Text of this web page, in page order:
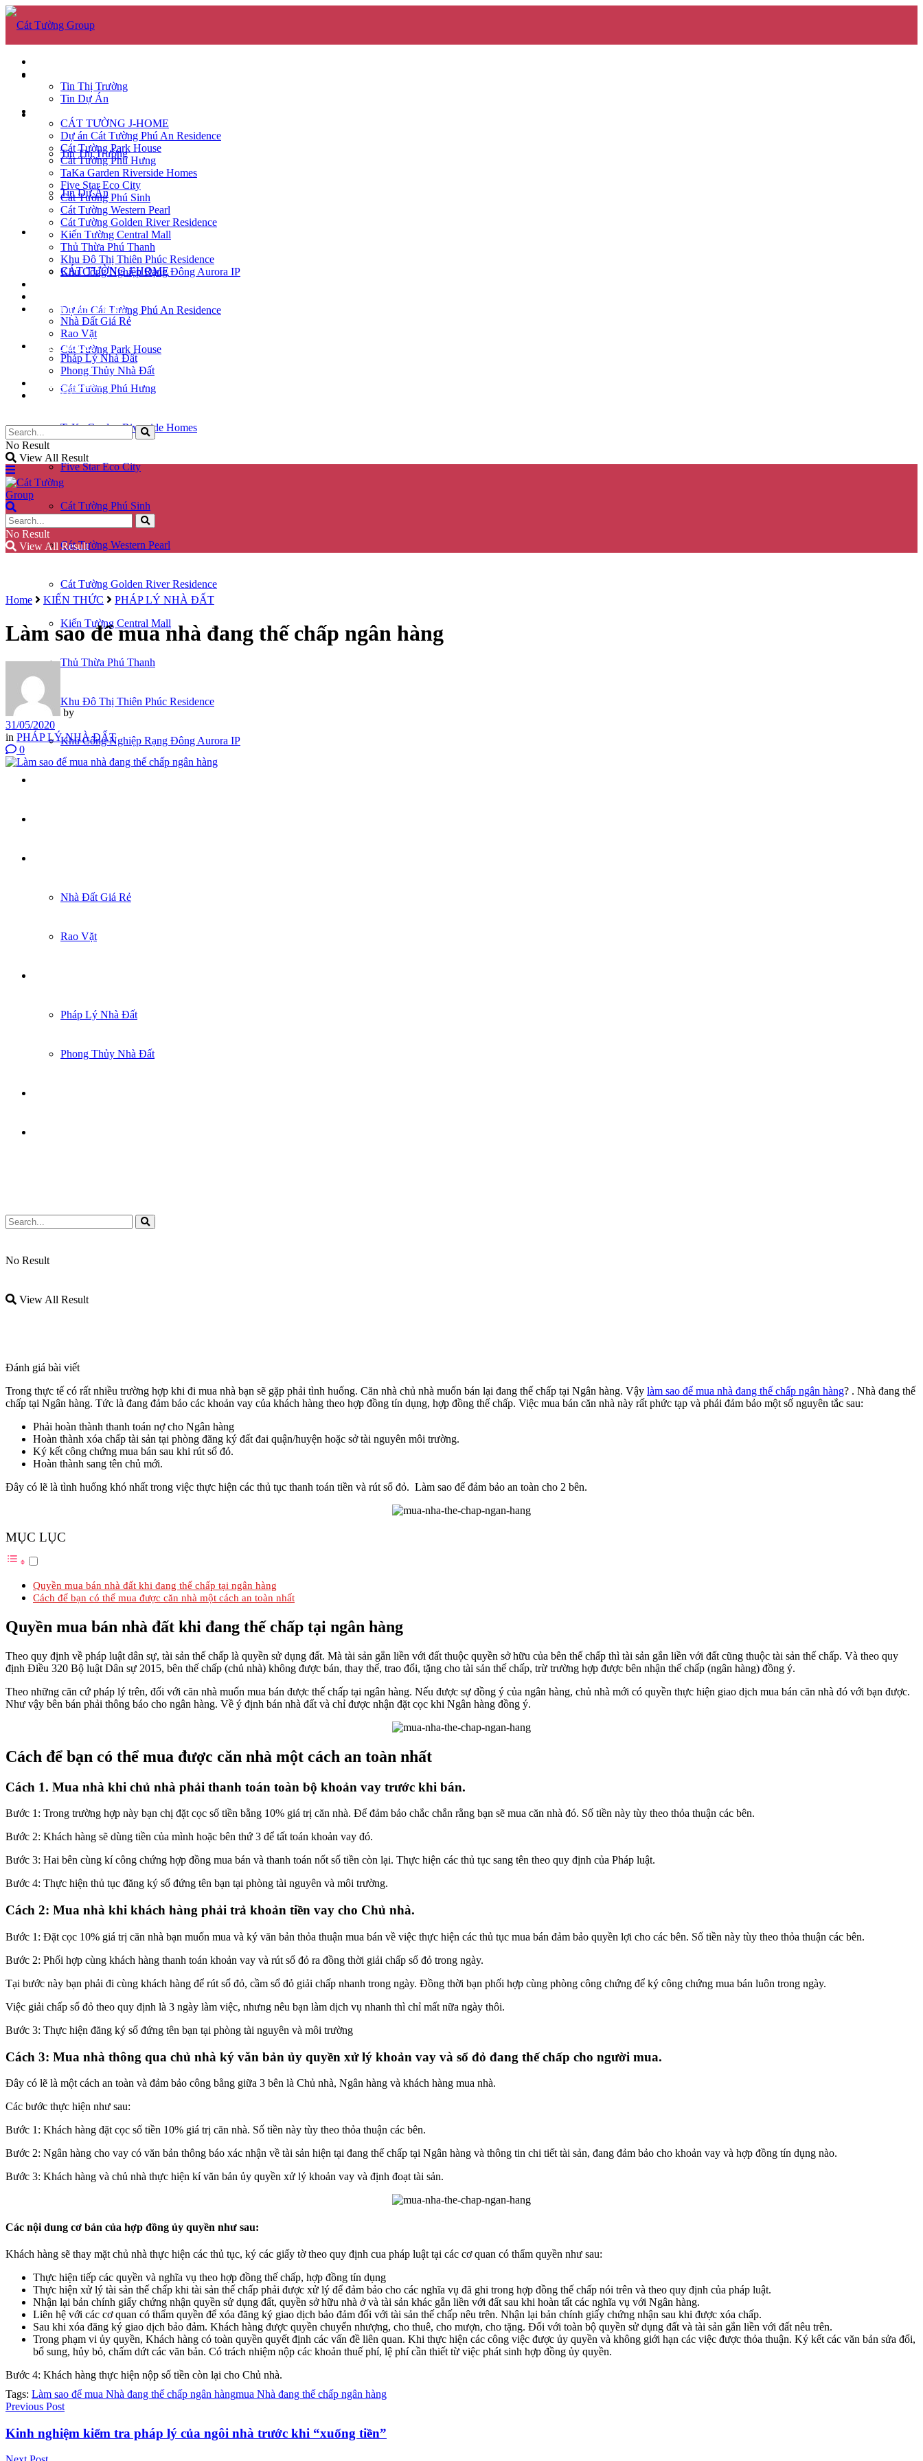
TIN TỨC
Tin Thị Trường
Tin Dự Án
DỰ ÁN
CÁT TƯỜNG J-HOME
Dự án Cát Tường Phú An Residence
Cát Tường Park House
Cát Tường Phú Hưng
TaKa Garden Riverside Homes
Five Star Eco City
Cát Tường Phú Sinh
Cát Tường Western Pearl
Cát Tường Golden River Residence
Kiến Tường Central Mall
Thủ Thừa Phú Thanh
Khu Đô Thị Thiên Phúc Residence
Khu Công Nghiệp Rạng Đông Aurora IP
Nhà Đất Giá Rẻ
Rao Vặt
Pháp Lý Nhà Đất
Phong Thủy Nhà Đất
No Result
View All Result
Tin Thị Trường
Tin Dự Án
CÁT TƯỜNG J-HOME
Dự án Cát Tường Phú An Residence
Cát Tường Park House
Cát Tường Phú Hưng
TaKa Garden Riverside Homes
Five Star Eco City
Cát Tường Phú Sinh
Cát Tường Western Pearl
Cát Tường Golden River Residence
Kiến Tường Central Mall
Thủ Thừa Phú Thanh
Khu Đô Thị Thiên Phúc Residence
Khu Công Nghiệp Rạng Đông Aurora IP
KÝ GỬI NHÀ ĐẤT
Nhà Đất Giá Rẻ
Rao Vặt
KIẾN THỨC
Pháp Lý Nhà Đất
Phong Thủy Nhà Đất
GÓC CHIA SẺ
LIÊN HỆ
No Result
View All Result
No Result
View All Result
Home KIẾN THỨC PHÁP LÝ NHÀ ĐẤT
Làm sao để mua nhà đang thế chấp ngân hàng
by
31/05/2020
in PHÁP LÝ NHÀ ĐẤT
0
Đánh giá bài viết
Trong thực tế có rất nhiều trường hợp khi đi mua nhà bạn sẽ gặp phải tình huống. Căn nhà chủ nhà muốn bán lại đang thế chấp tại Ngân hàng. Vậy làm sao để mua nhà đang thế chấp ngân hàng? . Nhà đang thế
chấp tại Ngân hàng. Tức là đang đảm bảo các khoản vay của khách hàng theo hợp đồng tín dụng, hợp đồng thế chấp. Việc mua bán căn nhà này rất phức tạp và phải đảm bảo một số nguyên tắc sau:
Phải hoàn thành thanh toán nợ cho Ngân hàng
Hoàn thành xóa chấp tài sản tại phòng đăng ký đất đai quận/huyện hoặc sở tài nguyên môi trường.
Ký kết công chứng mua bán sau khi rút sổ đỏ.
Hoàn thành sang tên chủ mới.
Đây có lẽ là tình huống khó nhất trong việc thực hiện các thủ tục thanh toán tiền và rút sổ đỏ. Làm sao để đảm bảo an toàn cho 2 bên.
MỤC LỤC
Quyền mua bán nhà đất khi đang thế chấp tại ngân hàng
Cách để bạn có thể mua được căn nhà một cách an toàn nhất
Quyền mua bán nhà đất khi đang thế chấp tại ngân hàng
Theo quy định về pháp luật dân sự, tài sản thế chấp là quyền sử dụng đất. Mà tài sản gắn liền với đất thuộc quyền sở hữu của bên thế chấp thì tài sản gắn liền với đất cũng thuộc tài sản thế chấp. Và theo quy
định Điều 320 Bộ luật Dân sự 2015, bên thế chấp (chủ nhà) không được bán, thay thế, trao đổi, tặng cho tài sản thế chấp, trừ trường hợp được bên nhận thế chấp (ngân hàng) đồng ý.
Theo những căn cứ pháp lý trên, đối với căn nhà muốn mua bán được thế chấp tại ngân hàng. Nếu được sự đồng ý của ngân hàng, chủ nhà mới có quyền thực hiện giao dịch mua bán căn nhà đó với bạn được.
Như vậy bên bán phải thông báo cho ngân hàng. Về ý định bán nhà đất và chỉ được nhận đặt cọc khi Ngân hàng đồng ý.
Cách để bạn có thể mua được căn nhà một cách an toàn nhất
Cách 1. Mua nhà khi chủ nhà phải thanh toán toàn bộ khoản vay trước khi bán.
Bước 1: Trong trường hợp này bạn chị đặt cọc số tiền bằng 10% giá trị căn nhà. Để đảm bảo chắc chắn rằng bạn sẽ mua căn nhà đó. Số tiền này tùy theo thỏa thuận các bên.
Bước 2: Khách hàng sẽ dùng tiền của mình hoặc bên thứ 3 để tất toán khoản vay đó.
Bước 3: Hai bên cùng kí công chứng hợp đồng mua bán và thanh toán nốt số tiền còn lại. Thực hiện các thủ tục sang tên theo quy định của Pháp luật.
Bước 4: Thực hiện thủ tục đăng ký sổ đứng tên bạn tại phòng tài nguyên và môi trường.
Cách 2: Mua nhà khi khách hàng phải trả khoản tiền vay cho Chủ nhà.
Bước 1: Đặt cọc 10% giá trị căn nhà bạn muốn mua và ký văn bản thỏa thuận mua bán về việc thực hiện các thủ tục mua bán đảm bảo quyền lợi cho các bên. Số tiền này tùy theo thỏa thuận các bên.
Bước 2: Phối hợp cùng khách hàng thanh toán khoản vay và rút sổ đỏ ra đồng thời giải chấp sổ đỏ trong ngày.
Tại bước này bạn phải đi cùng khách hàng để rút sổ đỏ, cầm sổ đỏ giải chấp nhanh trong ngày. Đồng thời bạn phối hợp cùng phòng công chứng để ký công chứng mua bán luôn trong ngày.
Việc giải chấp sổ đỏ theo quy định là 3 ngày làm việc, nhưng nêu bạn làm dịch vụ nhanh thì chỉ mất nữa ngày thôi.
Bước 3: Thực hiện đăng ký sổ đứng tên bạn tại phòng tài nguyên và môi trường
Cách 3: Mua nhà thông qua chủ nhà ký văn bản ủy quyền xử lý khoản vay và sổ đỏ đang thế chấp cho người mua.
Đây có lẽ là một cách an toàn và đảm bảo công bằng giữa 3 bên là Chủ nhà, Ngân hàng và khách hàng mua nhà.
Các bước thực hiện như sau:
Bước 1: Khách hàng đặt cọc số tiền 10% giá trị căn nhà. Số tiền này tùy theo thỏa thuận các bên.
Bước 2: Ngân hàng cho vay có văn bản thông báo xác nhận về tài sản hiện tại đang thế chấp tại Ngân hàng và thông tin chi tiết tài sản, đang đảm bảo cho khoản vay và hợp đồng tín dụng nào.
Bước 3: Khách hàng và chủ nhà thực hiện kí văn bản ủy quyền xử lý khoản vay và định đoạt tài sản.
Các nội dung cơ bản của hợp đồng ủy quyền như sau:
Khách hàng sẽ thay mặt chủ nhà thực hiện các thủ tục, ký các giấy tờ theo quy định cua pháp luật tại các cơ quan có thẩm quyền như sau:
Thực hiện tiếp các quyền và nghĩa vụ theo hợp đồng thế chấp, hợp đồng tín dụng
Thực hiện xử lý tài sản thế chấp khi tài sản thế chấp phải được xử lý để đảm bảo cho các nghĩa vụ đã ghi trong hợp đồng thế chấp nói trên và theo quy định của pháp luật.
Nhận lại bản chính giấy chứng nhận quyền sử dụng đất, quyền sở hữu nhà ở và tài sản khác gắn liền với đất sau khi hoàn tất các nghĩa vụ với Ngân hàng.
Liên hệ với các cơ quan có thẩm quyền để xóa đăng ký giao dịch bảo đảm đối với tài sản thế chấp nêu trên. Nhận lại bản chính giấy chứng nhận sau khi được xóa chấp.
Sau khi xóa đăng ký giao dịch bảo đảm. Khách hàng được quyền chuyển nhượng, cho thuê, cho mượn, cho tặng. Đối với toàn bộ quyền sử dụng đất và tài sản gắn liền với đất nêu trên.
Trong phạm vi ủy quyền, Khách hàng có toàn quyền quyết định các vấn đề liên quan. Khi thực hiện các công việc được ủy quyền và không giới hạn các việc được thỏa thuận. Ký kết các văn bản sửa đổi,
bổ sung, hủy bỏ, chấm dứt các văn bản. Có trách nhiệm nộp các khoản thuế phí, lệ phí cần thiết từ việc phát sinh hợp đồng ủy quyền.
Bước 4: Khách hàng thực hiện nộp số tiền còn lại cho Chủ nhà.
Tags: Làm sao để mua Nhà đang thế chấp ngân hàngmua Nhà đang thế chấp ngân hàng
Previous Post
Kinh nghiệm kiểm tra pháp lý của ngôi nhà trước khi “xuống tiền”